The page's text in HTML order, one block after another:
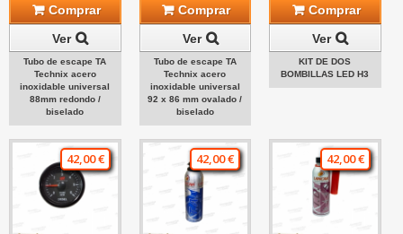
Comprar
Ver
Tubo de escape TA
Technix acero
inoxidable universal
88mm redondo /
biselado
Comprar
Ver
Tubo de escape TA
Technix acero
inoxidable universal
92 x 86 mm ovalado /
biselado
Comprar
Ver
KIT DE DOS
BOMBILLAS LED H3
42,00 € 42,00 € 42,00 €